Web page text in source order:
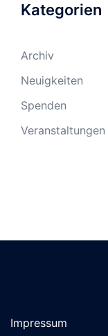
Kategorien
Archiv
Neuigkeiten
Spenden
Veranstaltungen
Impressum